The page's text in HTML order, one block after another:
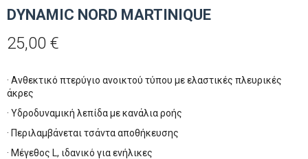
DYNAMIC NORD MARTINIQUE
25,00 €
· Ανθεκτικό πτερύγιο ανοικτού τύπου με ελαστικές πλευρικές
άκρες
· Υδροδυναμική λεπίδα με κανάλια ροής
· Περιλαμβάνεται τσάντα αποθήκευσης
· Μέγεθος L, ιδανικό για ενήλικες